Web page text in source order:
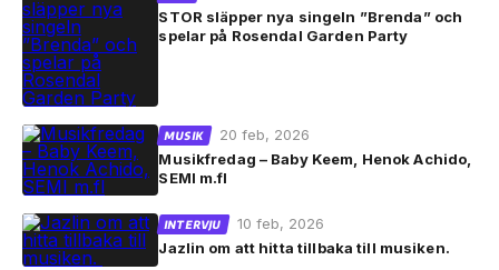
STOR släpper nya singeln ”Brenda” och
spelar på Rosendal Garden Party
MUSIK
20 feb, 2026
Musikfredag – Baby Keem, Henok Achido,
SEMI m.fl
INTERVJU
10 feb, 2026
Jazlin om att hitta tillbaka till musiken.